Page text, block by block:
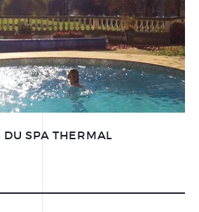
THERMALE
D’URIAGE
DU SPA THERMAL